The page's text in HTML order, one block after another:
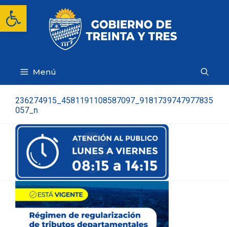
Abrir barra de herramientas
Saltar
contenido
Menú
236274915_4581191108587097_9181739747977835
057_n